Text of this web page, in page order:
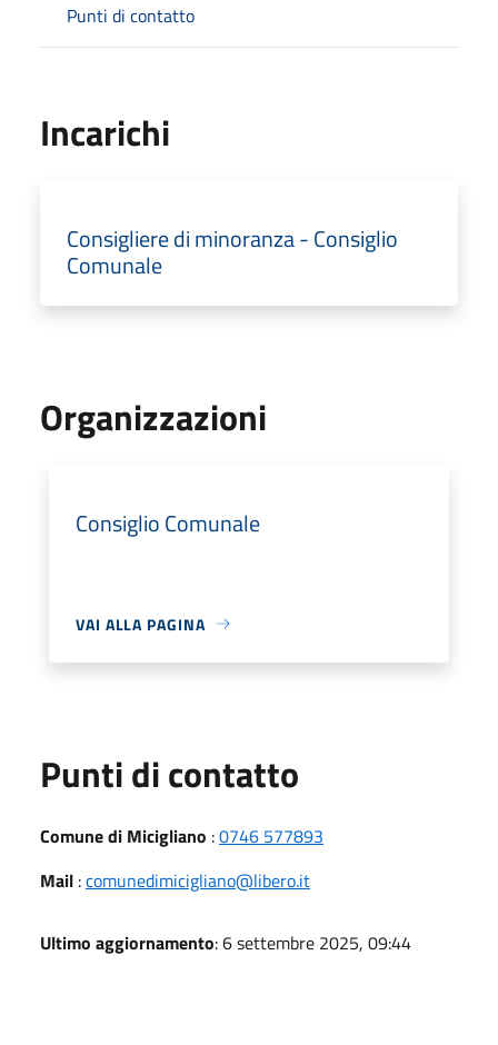
Punti di contatto
Incarichi
Consigliere di minoranza - Consiglio
Comunale
Organizzazioni
Consiglio Comunale
VAI ALLA PAGINA
Punti di contatto
Comune di Micigliano :0746 577893
Mail :comunedimicigliano@libero.it
Ultimo aggiornamento: 6 settembre 2025, 09:44